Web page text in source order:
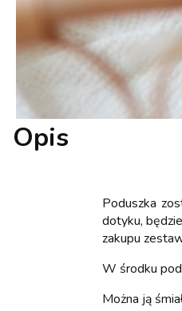
Opis
Poduszka
dotyku,
zakupu
W środku
Można ją